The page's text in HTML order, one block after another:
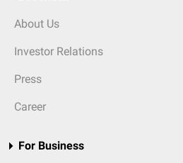
About Us
Investor Relations
Press
Career
For Business